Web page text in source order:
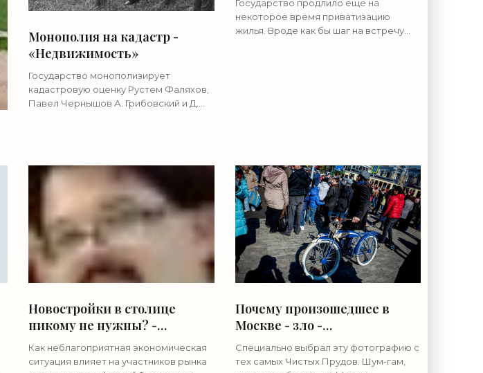
«Недвижимость»
Государство продлило еще на
некоторое время приватизацию
жилья. Вроде как бы шаг на встречу
Монополия на кадастр -
«Недвижимость»
Государство монополизирует
кадастровую оценку Рустем Фаляхов,
Павел Чернышов А. Грибовский и Д.
Новостройки в столице
никому не нужны? -
«Недвижимость»
Как неблагоприятная экономическая
ситуация влияет на участников рынка
Почему произошедшее в
Москве - зло -
«Недвижимость»
Специально выбрал эту фотографию с
тех самых Чистых Прудов. Шум-гам,